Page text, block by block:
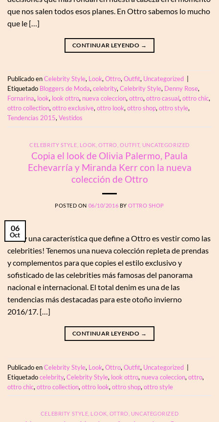
que nos salen todos esos planes. En Ottro sabemos lo mucho
que le […]
CONTINUAR LEYENDO →
Publicado enCelebrity Style, Look, Ottro, Outfit, Uncategorized
Etiquetado Bloggers de Moda, celebrity, Celebrity Style, Denny Rose,
Fornarina, look, look ottro, nueva coleccion, ottro, ottro casual, ottro chic,
ottro collection, ottro exclusive, ottro look, ottro shop, ottro style,
Tendencias 2015, Vestidos
CELEBRITY STYLE LOOK ,OTTRO ,OUTFIT, UNCATEGORIZED
Copia el look de Olivia Palermo, Paula
Echevarría y Miranda Kerr con la nueva
colección de Ottro
POSTED ON 06/10/2016 BYOTTRO SHOP
06
Oct
Si hay una característica que define a Ottro es vestir como las
celebrities! Tenemos una nueva colección repleta de prendas
y complementos para que copies el estilo exclusivo y
sofisticado de las celebrities más famosas del panorama
nacional e internacional. El total denim es una de las
tendencias más destacadas para este otoño invierno
2016/17. […]
CONTINUAR LEYENDO →
Publicado enCelebrity Style, Look, Ottro, Outfit, Uncategorized
Etiquetadocelebrity, Celebrity Style, look ottro, nueva coleccion, ottro,
ottro chic, ottro collection, ottro look, ottro shop, ottro style
CELEBRITY STYLE LOOK OTTRO UNCATEGORIZED